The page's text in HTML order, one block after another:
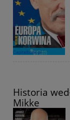
Historia
Mikke